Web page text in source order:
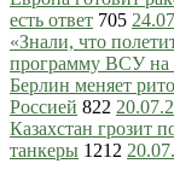
есть ответ 705
«Знали, что
программу ВСУ на
Берлин меняет
Россией 822
Казахстан грозит
танкеры 1212